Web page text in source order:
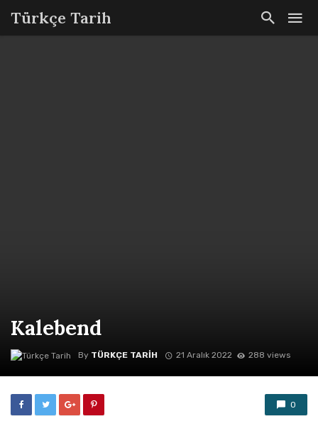
Türkçe Tarih
Kalebend
By TÜRKÇE TARIH 21 Aralık 2022 288 views
0